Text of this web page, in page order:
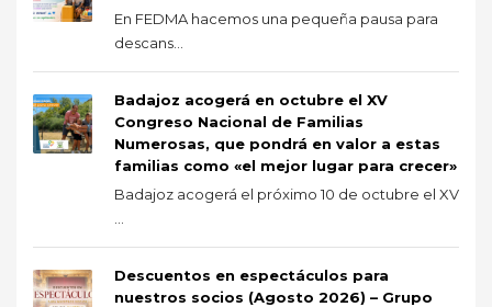
En FEDMA hacemos una pequeña pausa para
descans...
Badajoz acogerá en octubre el XV
Congreso Nacional de Familias
Numerosas, que pondrá en valor a estas
familias como «el mejor lugar para crecer»
Badajoz acogerá el próximo 10 de octubre el XV
Descuentos en espectáculos para
nuestros socios (Agosto 2026) – Grupo